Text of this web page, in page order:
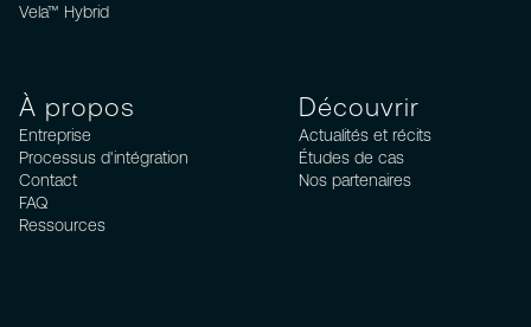
Vela™ Hybrid
À propos
Entreprise
Processus d'intégration
Contact
FAQ
Ressources
Découvrir
Actualités et récits
Études de cas
Nos partenaires